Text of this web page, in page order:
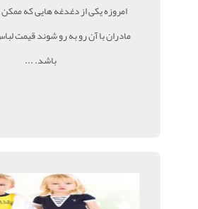
امروزه یکی از دغدغه هایی که
مادران با آن رو به رو شوند قیمت
باشد. ...